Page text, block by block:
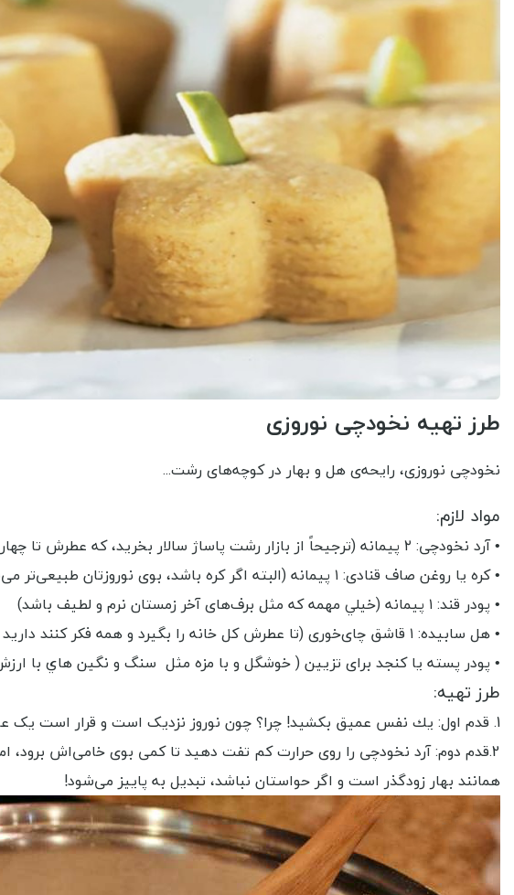
طرز تهیه نخودچی نوروزی
نخودچی نوروزی، رایحه‌ی هل و بهار در کوچه‌های رشت...
مواد لازم:
• آرد نخودچی: ٢ پیمانه (ترجیحاً از بازار رشت پاساژ سالار بخرید، که عطرش تا چهار خانه آن‌طرف‌تر را پر کند!)
• کره یا روغن صاف قنادی: ۱ پیمانه (البته اگر کره باشد، بوی نوروزتان طبیعی‌تر می‌شود!)
• پودر قند: ۱ پیمانه (خيلي مهمه که مثل برف‌های آخر زمستان نرم و لطیف باشد)
• هل سابیده: ۱ قاشق چای‌خوری (تا عطرش کل خانه را بگیرد و همه فکر کنند دارید معجون عاشقی درست می‌کنید!)
• پودر پسته یا کنجد برای تزیین ( خوشگل و با مزه مثل سنگ و نگين هاي با
طرز تهیه:
1. قدم اول: يك نفس عمیق بکشید! چرا؟ چون نوروز نزدیک است و قرار است یک عالمه خاطره با عطر نخودچی برای خودتان و مهمانانتان بسازید!
2.قدم دوم: آرد نخودچی را روی حرارت کم تفت دهید تا کمی بوی خامی‌اش
همانند بهار زودگذر است و اگر حواستان نباشد، تبدیل به پاییز می‌شود!